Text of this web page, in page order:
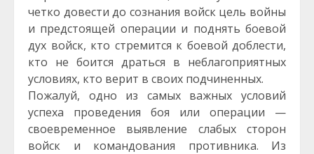
четко довести до сознания войск цель войны
и предстоящей операции и поднять боевой
дух войск, кто стремится к боевой доблести,
кто не боится драться в неблагоприятных
условиях, кто верит в своих подчиненных.
Пожалуй, одно из самых важных условий
успеха проведения боя или операции —
своевременное выявление слабых сторон
войск и командования противника. Из